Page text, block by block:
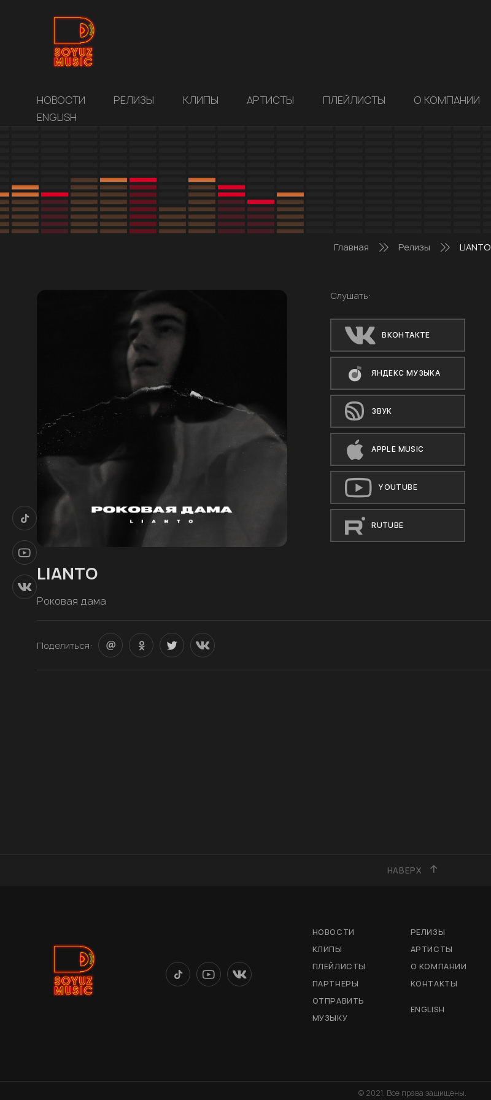
НОВОСТИ РЕЛИЗЫ КЛИПЫ АРТИСТЫ ПЛЕЙЛИСТЫ О КОМПАНИИ
ENGLISH
Главная Релизы LIANTO
Слушать:
ВКОНТАКТЕ
ЯНДЕКС МУЗЫКА
ЗВУК
APPLE MUSIC
YOUTUBE
RUTUBE
LIANTO
Роковая дама
Поделиться:
НАВЕРХ
НОВОСТИ
РЕЛИЗЫ
КЛИПЫ
АРТИСТЫ
ПЛЕЙЛИСТЫ
О КОМПАНИИ
ПАРТНЕРЫ
КОНТАКТЫ
ОТПРАВИТЬ
МУЗЫКУ
ENGLISH
© 2021. Все права защищены.